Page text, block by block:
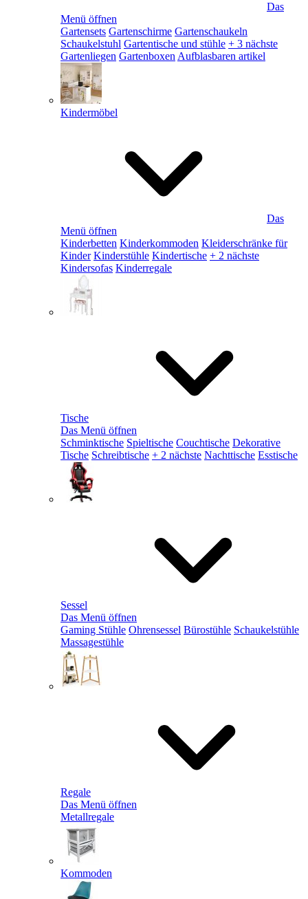
Das
Menü öffnen
Gartensets Gartenschirme Gartenschaukeln
Schaukelstuhl Gartentische und stühle + 3 nächste
Gartenliegen Gartenboxen Aufblasbaren artikel
Kindermöbel
Das
Menü öffnen
Kinderbetten Kinderkommoden Kleiderschränke für
Kinder Kinderstühle Kindertische + 2 nächste
Kindersofas Kinderregale
Tische
Das Menü öffnen
Schminktische Spieltische Couchtische Dekorative
Tische Schreibtische + 2 nächste Nachttische Esstische
Sessel
Das Menü öffnen
Gaming Stühle Ohrensessel Bürostühle Schaukelstühle
Massagestühle
Regale
Das Menü öffnen
Metallregale
Kommoden